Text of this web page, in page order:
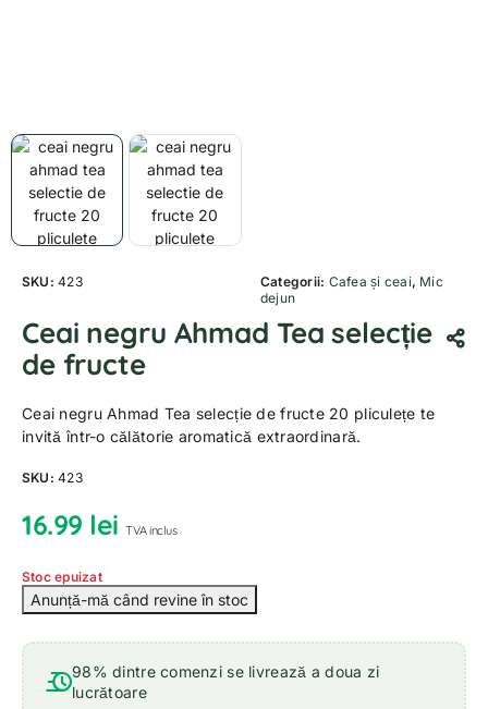
SKU:423 Categorii: Cafea și ceai, Mic
dejun
Ceai negru Ahmad Tea selecție
de fructe
Ceai negru Ahmad Tea selecție de fructe 20 pliculețe te
invită într-o călătorie aromatică extraordinară.
SKU:423
16.99 lei TVA inclus
Stoc epuizat
98% dintre comenzi se livrează a doua zi
lucrătoare